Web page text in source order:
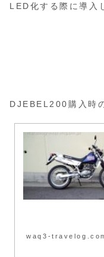
LED化する際に導入
DJEBEL200購入時
waq3-